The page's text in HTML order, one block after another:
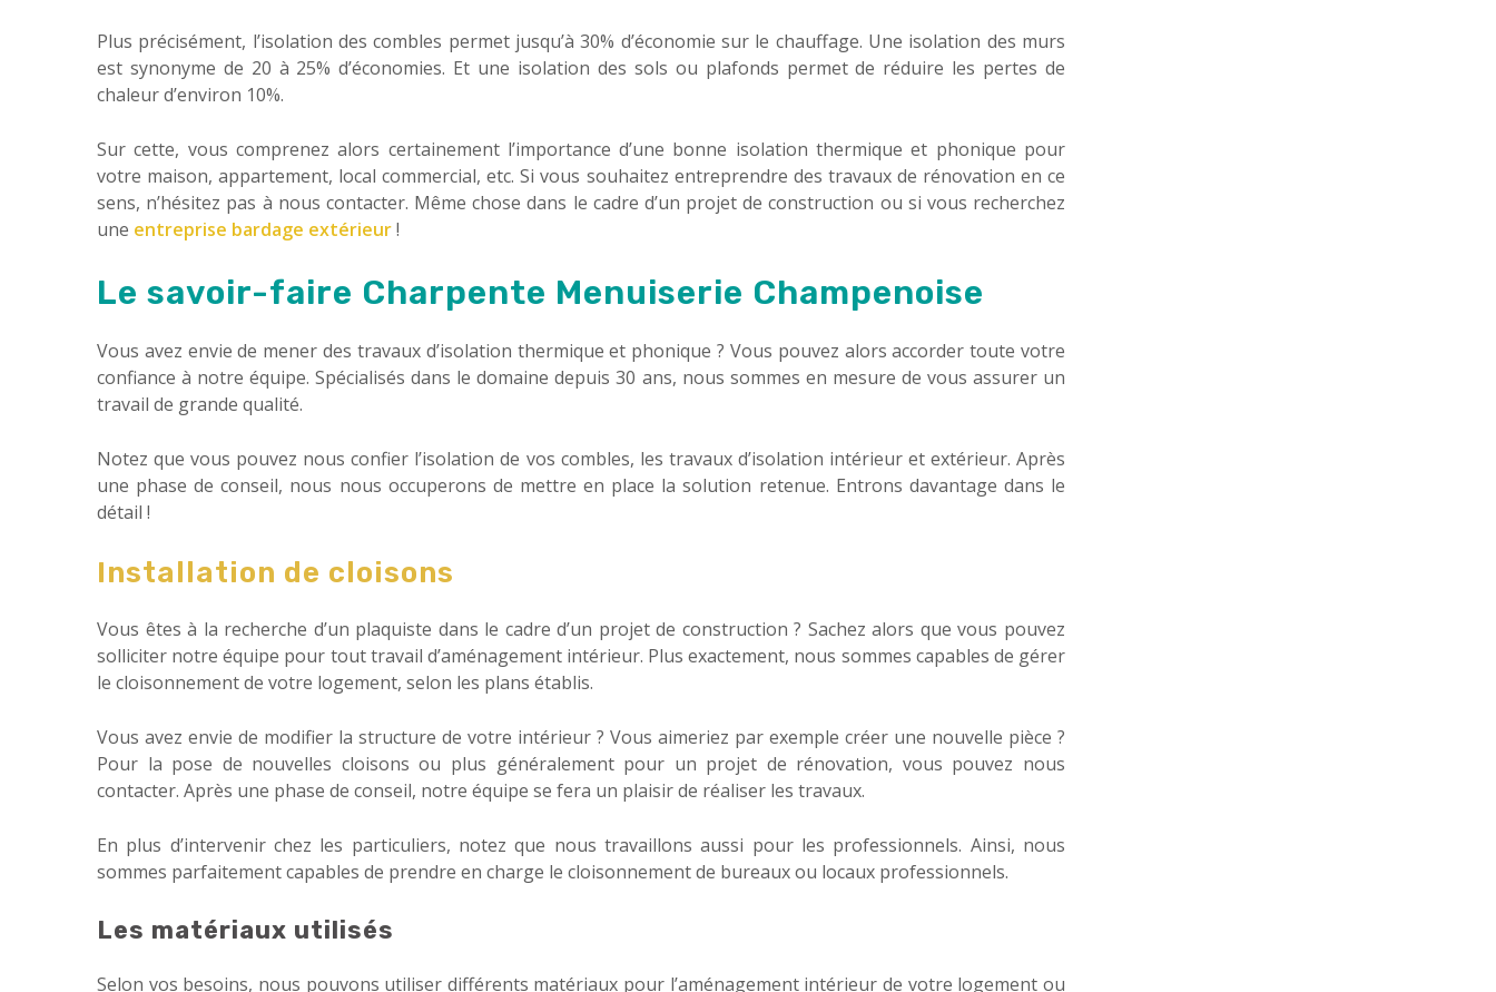
Plus précisément, l’isolation des combles permet jusqu’à 30% d’économie sur le chauffage. Une isolation des murs
est synonyme de 20 à 25% d’économies. Et une isolation des sols ou plafonds permet de réduire les pertes de
chaleur d’environ 10%.
Sur cette, vous comprenez alors certainement l’importance d’une bonne isolation thermique et phonique pour
votre maison, appartement, local commercial, etc. Si vous souhaitez entreprendre des travaux de rénovation en ce
sens, n’hésitez pas à nous contacter. Même chose dans le cadre d’un projet de construction ou si vous recherchez
une entreprise bardage extérieur!
Le savoir-faire Charpente Menuiserie Champenoise
Vous avez envie de mener des travaux d’isolation thermique et phonique ? Vous pouvez alors accorder toute votre
confiance à notre équipe. Spécialisés dans le domaine depuis 30 ans, nous sommes en mesure de vous assurer un
travail de grande qualité.
Notez que vous pouvez nous confier l’isolation de vos combles, les travaux d’isolation intérieur et extérieur. Après
une phase de conseil, nous nous occuperons de mettre en place la solution retenue. Entrons davantage dans le
détail !
Installation de cloisons
Vous êtes à la recherche d’un plaquiste dans le cadre d’un projet de construction ? Sachez alors que vous pouvez
solliciter notre équipe pour tout travail d’aménagement intérieur. Plus exactement, nous sommes capables de gérer
le cloisonnement de votre logement, selon les plans établis.
Vous avez envie de modifier la structure de votre intérieur ? Vous aimeriez par exemple créer une nouvelle pièce ?
Pour la pose de nouvelles cloisons ou plus généralement pour un projet de rénovation, vous pouvez nous
contacter. Après une phase de conseil, notre équipe se fera un plaisir de réaliser les travaux.
En plus d’intervenir chez les particuliers, notez que nous travaillons aussi pour les professionnels. Ainsi, nous
sommes parfaitement capables de prendre en charge le cloisonnement de bureaux ou locaux professionnels.
Les matériaux utilisés
Selon vos besoins, nous pouvons utiliser différents matériaux pour l’aménagement intérieur de votre logement ou